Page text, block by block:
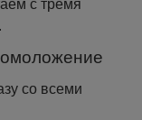
с тремя
со всеми